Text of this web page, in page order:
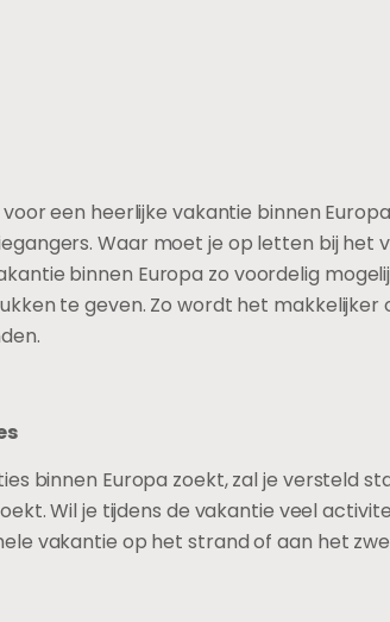
een heerlijke vakantie binnen
Waar moet je op letten bij het
binnen Europa zo voordelig
te geven. Zo wordt het makkelijker
binnen Europa zoekt, zal je versteld
Wil je tijdens de vakantie veel
vakantie op het strand of aan het